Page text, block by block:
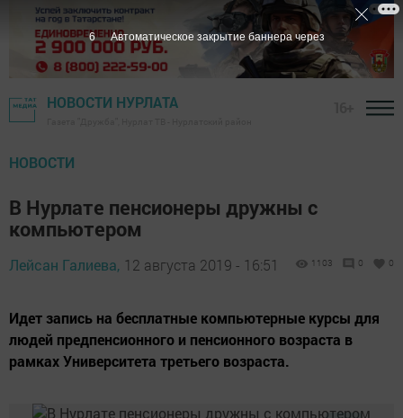
НОВОСТИ НУРЛАТА
НОВОСТИ
В Нурлате пенсионеры дружны с
компьютером
Лейсан Галиева, 12 августа 2019 - 16:51 1103 0 0
Идет запись на бесплатные компьютерные курсы для
людей предпенсионного и пенсионного возраста в
рамках Университета третьего возраста.
5 Автоматическое закрытие баннера через